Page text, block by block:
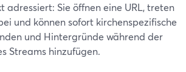
adressiert: Sie öffnen eine URL, treten
und können sofort kirchenspezifische
und Hintergründe während der
Streams hinzufügen.